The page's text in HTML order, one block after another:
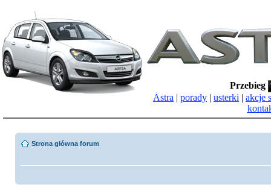
Przebieg
Astra | porady | usterki | akcje
Strona główna forum